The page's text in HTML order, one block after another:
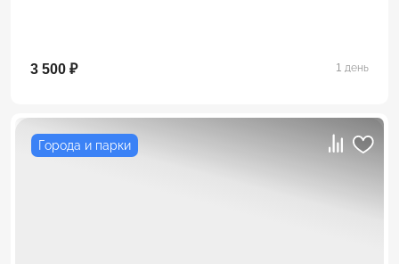
3 500 ₽ 1 день
Города и парки